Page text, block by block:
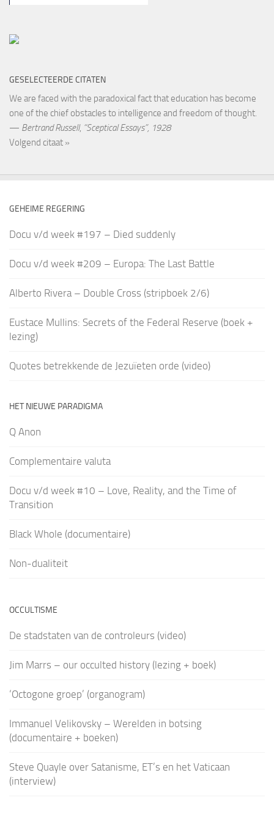
GESELECTEERDE CITATEN
We are faced with the paradoxical fact that education has become
one of the chief obstacles to intelligence and freedom of thought.
— Bertrand Russell, “Sceptical Essays”, 1928
Volgend citaat »
GEHEIME REGERING
Docu v/d week #197 – Died suddenly
Docu v/d week #209 – Europa: The Last Battle
Alberto Rivera – Double Cross (stripboek 2/6)
Eustace Mullins: Secrets of the Federal Reserve (boek +
lezing)
Quotes betrekkende de Jezuïeten orde (video)
HET NIEUWE PARADIGMA
Q Anon
Complementaire valuta
Docu v/d week #10 – Love, Reality, and the Time of
Transition
Black Whole (documentaire)
Non-dualiteit
OCCULTISME
De stadstaten van de controleurs (video)
Jim Marrs – our occulted history (lezing + boek)
‘Octogone groep’ (organogram)
Immanuel Velikovsky – Werelden in botsing
(documentaire + boeken)
Steve Quayle over Satanisme, ET’s en het Vaticaan
(interview)